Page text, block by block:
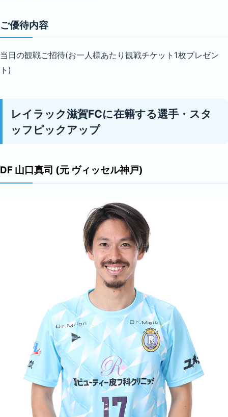
ご優待内容
当日の観戦ご招待(お一人様あたり観戦チケット1枚プレゼン
ト)
レイラック滋賀FCに在籍する選手・スタ
ッフピックアップ
DF 山口真司 (元 ヴィッセル神戸)